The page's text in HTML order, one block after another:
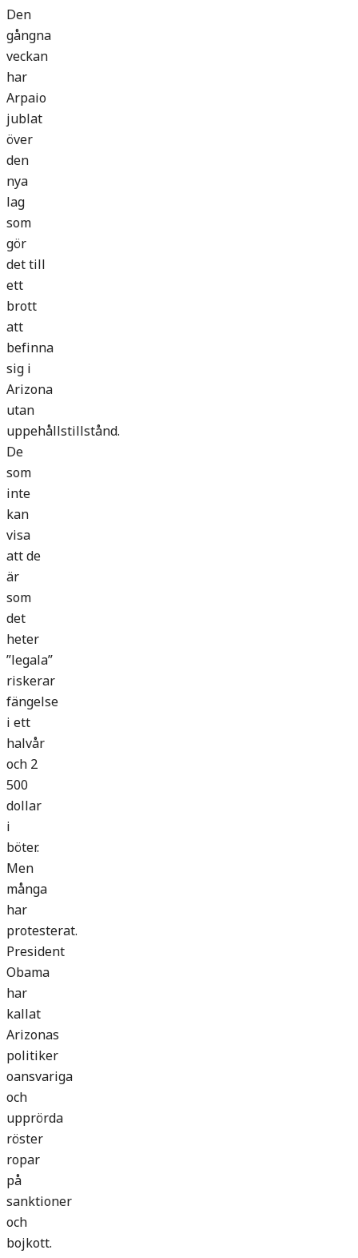
Den
gångna
veckan
har
Arpaio
jublat
över
den
nya
lag
som
gör
det till
ett
brott
att
befinna
sig i
Arizona
utan
uppehållstillstånd.
De
som
inte
kan
visa
att de
är
som
det
heter
”legala”
riskerar
fängelse
i ett
halvår
och 2
500
dollar
i
böter.
Men
många
har
protesterat.
President
Obama
har
kallat
Arizonas
politiker
oansvariga
och
upprörda
röster
ropar
på
sanktioner
och
bojkott.